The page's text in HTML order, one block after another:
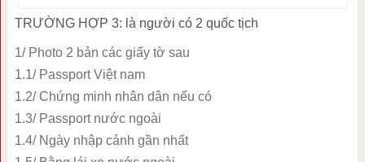
TRƯỜNG HỢP 3: là người có 2 quốc tịch
1/ Photo 2 bản các giấy tờ sau
1.1/ Passport Việt nam
1.2/ Chứng minh nhân dân nếu có
1.3/ Passport nước ngoài
1.4/ Ngày nhập cảnh gần nhất